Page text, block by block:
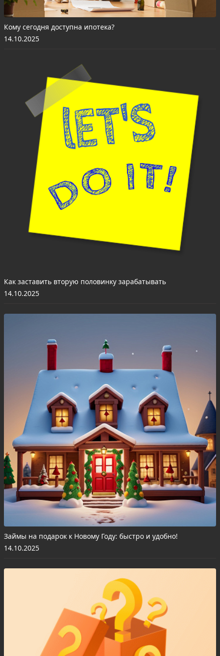
Кому сегодня доступна ипотека?
14.10.2025
Как заставить вторую половинку зарабатывать
14.10.2025
Займы на подарок к Новому Году: быстро и удобно!
14.10.2025